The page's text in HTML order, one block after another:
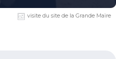
visite du site de la Grande Maïre